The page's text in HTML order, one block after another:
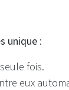
unique :
fois.
eux